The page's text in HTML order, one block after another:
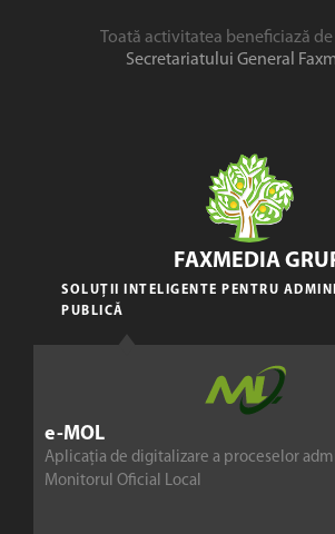
Toată activitatea beneficiază
Secretariatului General
e-MOL
Aplicația de digitalizare a proceselor
Monitorul Oficial Local
FAXMEDIA
SOLUȚII INTELIGENTE PENTRU
PUBLICĂ